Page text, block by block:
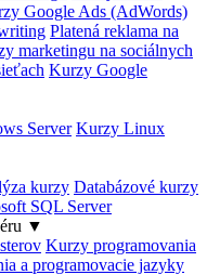
Google Ads (AdWords)
Platená reklama na
marketingu na sociálnych
Kurzy Google
Server Kurzy Linux
kurzy Databázové kurzy
SQL Server
▼
Kurzy programovania
a programovacie jazyky